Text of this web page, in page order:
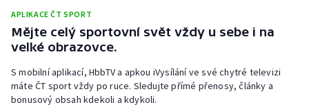
Plavání
Ragby
APLIKACE ČT SPORT
Mějte celý sportovní svět vždy u sebe i na
velké obrazovce.
S mobilní aplikací, HbbTV a apkou iVysílání ve své chytré televizi
máte ČT sport vždy po ruce. Sledujte přímé přenosy, články a
bonusový obsah kdekoli a kdykoli.